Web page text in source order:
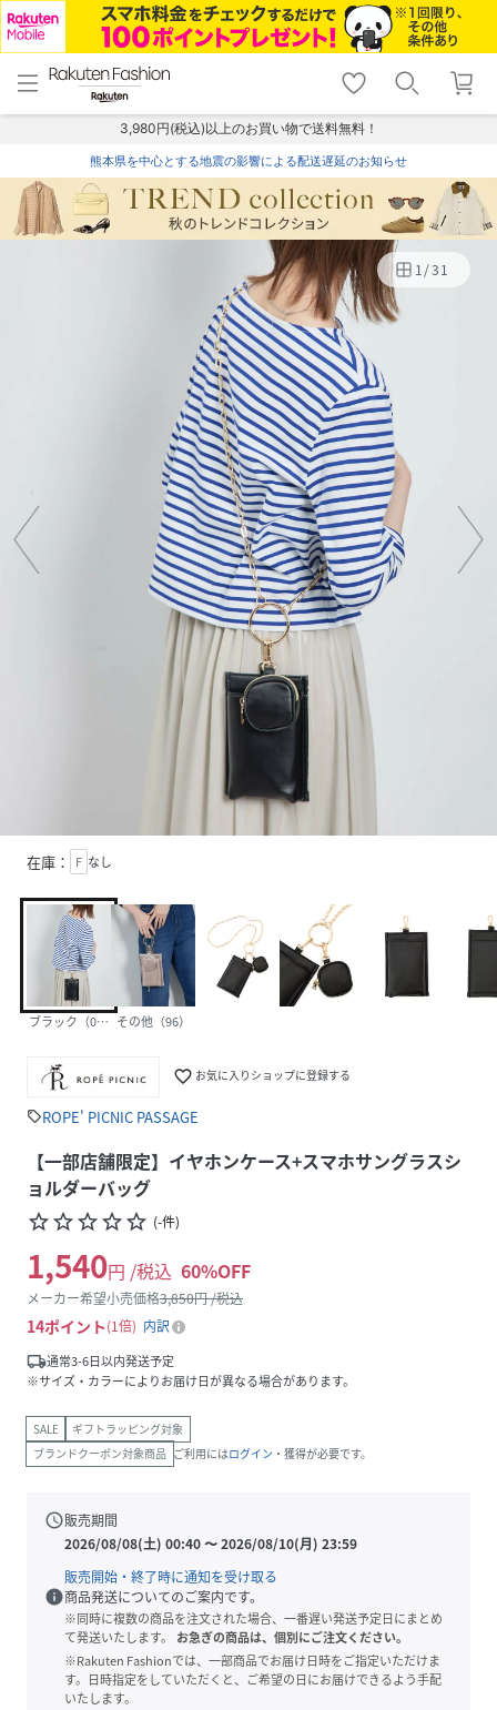
menu home
トップ
shopping_cart lock_outline
ログイン
3,980円(税込)以上のお買い物で送料無料！
熊本県を中心とする地震の影響による配送遅延のお知らせ
1/31
在庫： F なし
ブラック（01） その他（96）
favorite_border お気に入りショップに登録する
sellROPE' PICNIC PASSAGE
【一部店舗限定】イヤホンケース+スマホサングラスシ
ョルダーバッグ
star_borderstar_borderstar_borderstar_borderstar_border (-件)
1,540円 /税込 60%OFF
メーカー希望小売価格3,850円 /税込
14ポイント 1倍
内訳
local_shipping通常3-6日以内発送予定
※サイズ・カラーによりお届け日が異なる場合があります。
SALE
ギフトラッピング対象
ブランドクーポン対象商品 ご利用にはログイン ・獲得が必要です。
schedule販売期間
2026/08/08(土) 00:40〜2026/08/10(月) 23:59
販売開始・終了時に通知を受け取る
info商品発送についてのご案内です。
※同時に複数の商品を注文された場合、一番遅い発送予定日にまとめ
て発送いたします。
お急ぎの商品は、個別にご注文ください。
※Rakuten Fashionでは、一部商品でお届け日時をご指定いただけま
す。日時指定をしていただくと、ご希望の日にお届けできるよう手配
いたします。